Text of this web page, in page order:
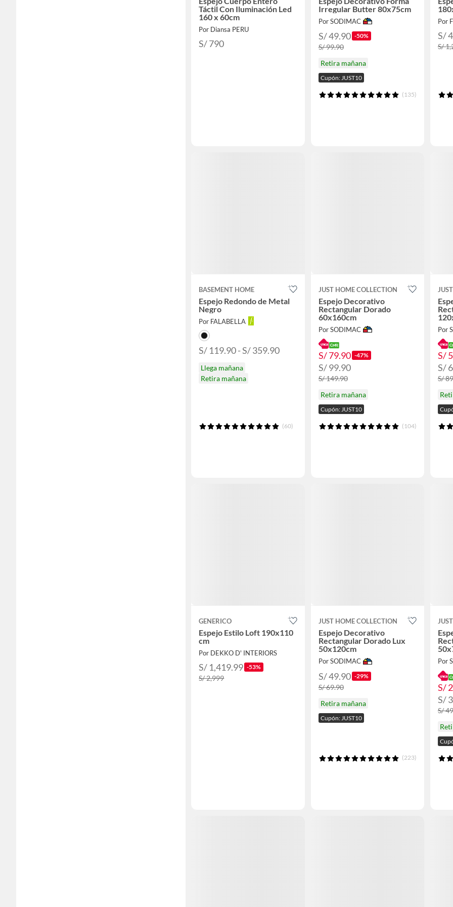
Táctil Con Iluminación Led
160 x 60cm
Por Diansa PERU
S/ 790
Irregular Butter 80x75cm
Por SODIMAC
S/ 49.90 -50%
S/ 99.90
Retira mañana
Cupón: JUST10
(135)
Por
S/
S/
BASEMENT HOME
Espejo Redondo de Metal
Negro
Por FALABELLA
S/ 119.90 - S/ 359.90
Llega mañana
Retira mañana
(60)
JUST HOME COLLECTION
Espejo Decorativo
Rectangular Dorado
60x160cm
Por SODIMAC
S/ 79.90 -47%
S/ 99.90
S/ 149.90
Retira mañana
Cupón: JUST10
(104)
Por
S/
S/
S/
GENERICO
Espejo Estilo Loft 190x110
cm
Por DEKKO D' INTERIORS
S/ 1,419.99 -53%
S/ 2,999
JUST HOME COLLECTION
Espejo Decorativo
Rectangular Dorado Lux
50x120cm
Por SODIMAC
S/ 49.90 -29%
S/ 69.90
Retira mañana
Cupón: JUST10
(223)
Por
S/
S/
S/